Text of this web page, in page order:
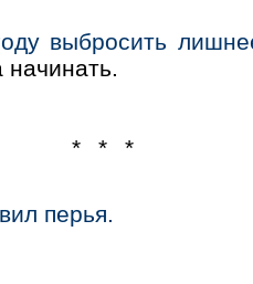
выбросить
* * *
перья.